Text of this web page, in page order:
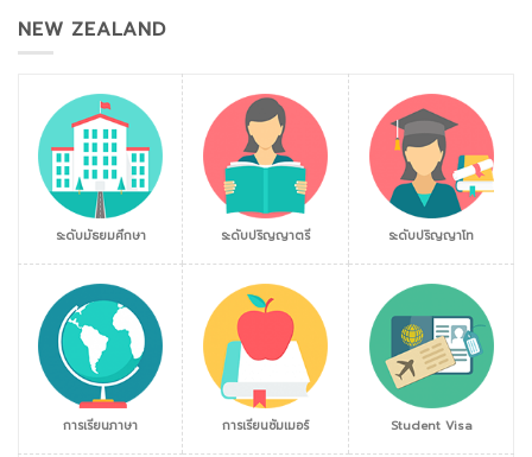
NEW ZEALAND
ระดับมัธยมศึกษา ระดับปริญญาตรี ระดับปริญญาโท
การเรียนภาษา การเรียนซัมเมอร์ Student Visa